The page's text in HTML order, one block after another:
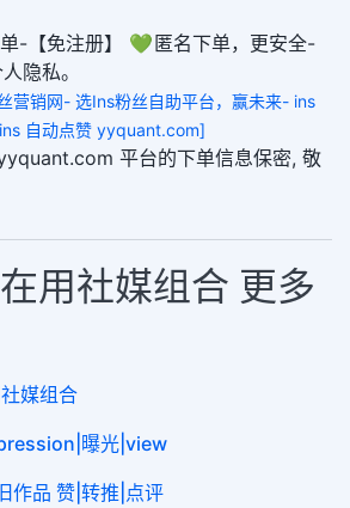
-【免注册】 💚 匿名下单，更安全-
隐私。
营销网- 选Ins粉丝自助平台，赢未来- ins
自动点赞 yyquant.com]
平台的下单信息保密, 敬
用社媒组合 更多
媒组合
曝光|view
作品 赞|转推|点评